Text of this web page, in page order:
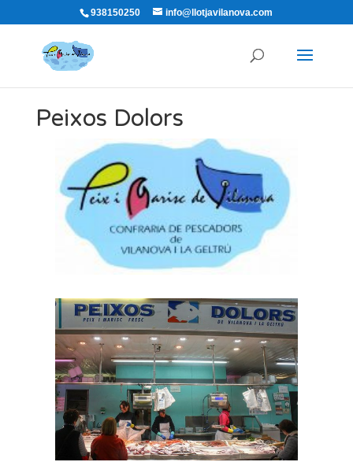
938150250 info@llotjavilanova.com
Peixos Dolors